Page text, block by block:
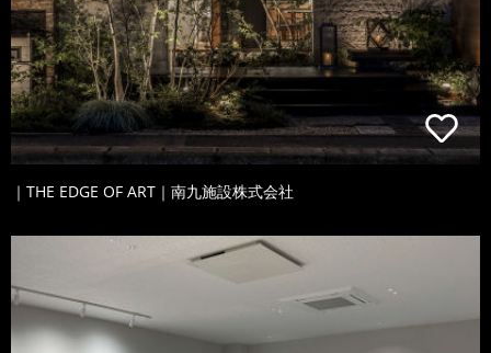
｜THE EDGE OF ART｜南九施設株式会社